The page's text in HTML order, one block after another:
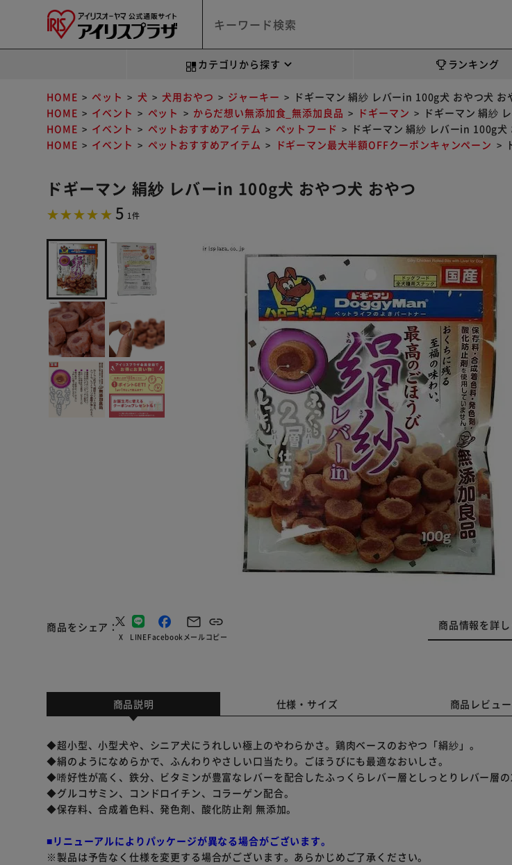
カテゴリから探す ランキング
HOME ペット 犬 犬用おやつ ジャーキー
ドギーマン 絹紗 レバーin 100g犬 おやつ犬 お
HOME
イベント ペット からだ想い無添加食_無添加良品 ドギーマン
ドギーマン 絹紗
HOME
イベント ペットおすすめアイテム ペットフード
ドギーマン 絹紗 レバーin 100g犬
HOME
イベント ペットおすすめアイテム ドギーマン最大半額OFFクーポンキャンペーン
ドギーマン 絹紗 レバーin 100g犬 おやつ犬 おやつ
5 1件
商品をシェア
X LINEFacebookメールコピー
商品情報を詳し
商品説明 仕様・サイズ 商品レビュー
◆超小型、小型犬や、シニア犬にうれしい極上のやわらかさ。鶏肉ベースのおやつ「絹紗」。
◆絹のようになめらかで、ふんわりやさしい口当たり。ごほうびにも最適なおいしさ。
◆嗜好性が高く、鉄分、ビタミンが豊富なレバーを配合したふっくらレバー層としっとりレバー層の
◆グルコサミン、コンドロイチン、コラーゲン配合。
◆保存料、合成着色料、発色剤、酸化防止剤 無添加。
■リニューアルによりパッケージが異なる場合がございます。
※製品は予告なく仕様を変更する場合がございます。あらかじめご了承ください。